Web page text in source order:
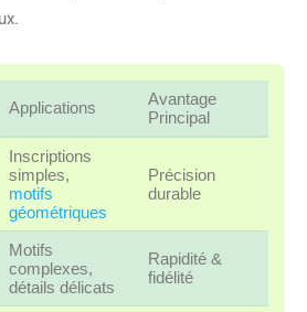
Applications
Avantage
Principal
Inscriptions
simples,
motifs
géométriques
Précision
durable
Motifs
complexes,
détails délicats
Rapidité &
fidélité